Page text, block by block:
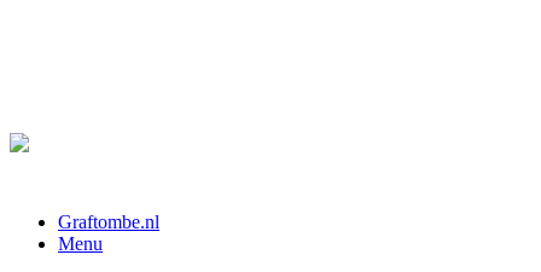
Graftombe.nl
Menu